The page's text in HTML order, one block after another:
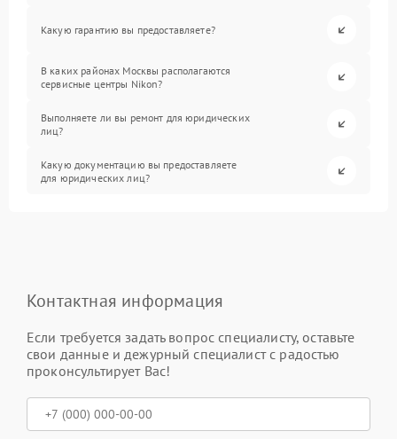
Какую гарантию вы предоставляете?
В каких районах Москвы располагаются
сервисные центры Nikon?
Выполняете ли вы ремонт для юридических
лиц?
Какую документацию вы предоставляете
для юридических лиц?
Контактная информация
Если требуется задать вопрос специалисту, оставьте
свои данные и дежурный специалист с радостью
проконсультирует Вас!